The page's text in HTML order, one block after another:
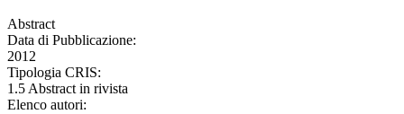
Abstract
Data di Pubblicazione:
2012
Tipologia CRIS:
1.5 Abstract in rivista
Elenco autori: